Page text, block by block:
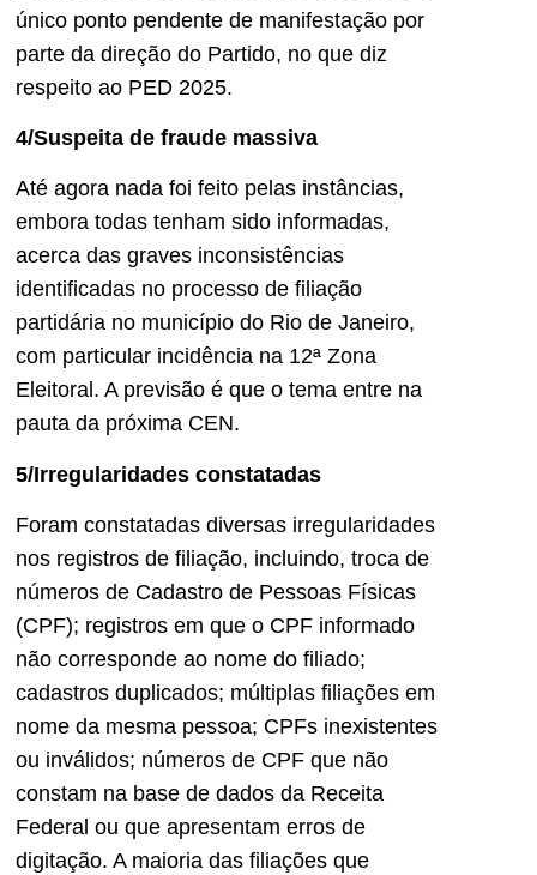
único ponto pendente de manifestação por
parte da direção do Partido, no que diz
respeito ao PED 2025.
4/Suspeita de fraude massiva
Até agora nada foi feito pelas instâncias,
embora todas tenham sido informadas,
acerca das graves inconsistências
identificadas no processo de filiação
partidária no município do Rio de Janeiro,
com particular incidência na 12ª Zona
Eleitoral. A previsão é que o tema entre na
pauta da próxima CEN.
5/Irregularidades constatadas
Foram constatadas diversas irregularidades
nos registros de filiação, incluindo, troca de
números de Cadastro de Pessoas Físicas
(CPF); registros em que o CPF informado
não corresponde ao nome do filiado;
cadastros duplicados; múltiplas filiações em
nome da mesma pessoa; CPFs inexistentes
ou inválidos; números de CPF que não
constam na base de dados da Receita
Federal ou que apresentam erros de
digitação. A maioria das filiações que